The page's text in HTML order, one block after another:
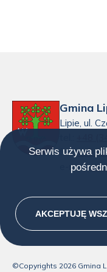
Gmina
Lipie, ul.
fax:+48
e-mail:
©Copyrights 2026 Gmina
Serwis używa
AKCEPTUJĘ